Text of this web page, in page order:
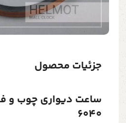
جزئیات محصول
ساعت دیواری چوب و
6040